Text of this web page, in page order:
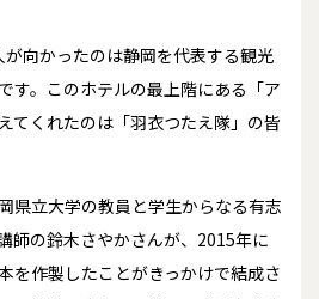
向かったのは静岡を代表する観光
す。このホテルの最上階にある「ア
てくれたのは「羽衣つたえ隊」の皆
県立大学の教員と学生からなる有志
師の鈴木さやかさんが、2015年に
を作製したことがきっかけで結成さ